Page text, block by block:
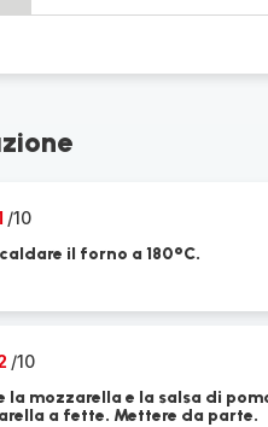
/10
il forno a 180°C.
/10
la mozzarella e la salsa di
a fette. Mettere da parte.